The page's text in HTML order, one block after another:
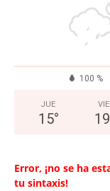
100 %
JUE
15°
VIE
19
Error, ¡no se ha
tu sintaxis!